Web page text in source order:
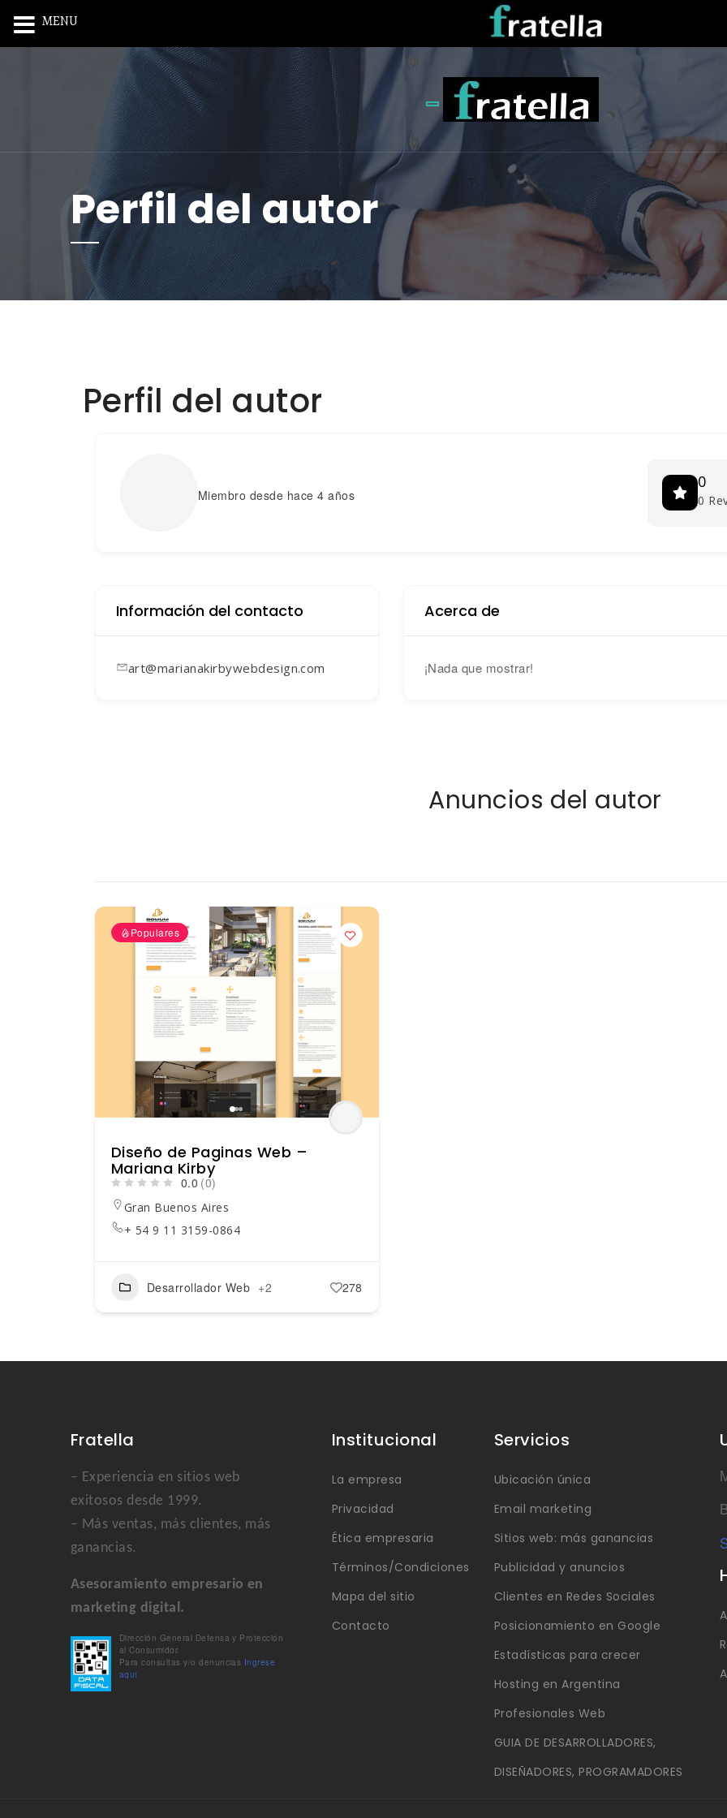
Toggle navigation
Perfil del autor
Perfil del autor
Miembro desde hace 4 años
0
0
Información del contacto
art@marianakirbywebdesign.com
Acerca de
¡Nada que mostrar!
Anuncios del autor
Populares
Diseño de Paginas Web –
Mariana Kirby
0.0 (0)
Gran Buenos Aires
+ 54 9 11 3159-0864
Desarrollador Web +2 278
Fratella
– Experiencia en sitios web
exitosos desde 1999.
– Más ventas, más clientes, más
ganancias.
Asesoramiento empresario en
marketing digital.
Dirección General Defensa y Protección
al Consumidor.
Para consultas y/o denuncias Ingrese
aquí
Institucional
La empresa
Privacidad
Ética empresaria
Términos/Condiciones
Mapa del sitio
Contacto
Servicios
Ubicación única
Email marketing
Sitios web: más ganancias
Publicidad y anuncios
Clientes en Redes Sociales
Posicionamiento en Google
Estadísticas para crecer
Hosting en Argentina
Profesionales Web
GUIA DE DESARROLLADORES,
DISEÑADORES, PROGRAMADORES
MENU